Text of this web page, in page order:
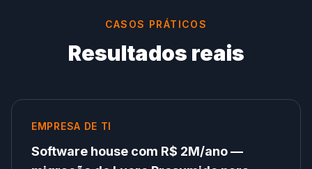
CASOS PRÁTICOS
Resultados reais
EMPRESA DE TI
Software house com R$ 2M/ano —